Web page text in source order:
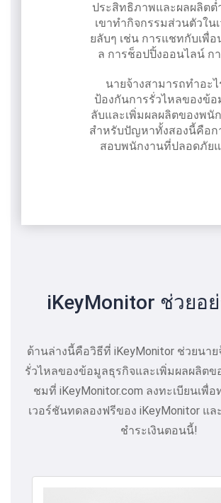
ประสิทธิภาพและผลผลิตต่
เขาทำกิจกรรมส่วนตัวใน
ยลับๆ เช่น การแชทกับเพื่อ
ล การช็อปปิ้งออนไลน์ ก
นายจ้างสามารถทำอะไ
ป้องกันการรั่วไหลของข้
ลับและเพิ่มผลผลิตของพนั
สำหรับปัญหาทั้งสองนี้คือก
สอบพนักงานที่ปลอดภัย
iKeyMonitor ช่วยอย่
ด้านล่างนี้คือวิธีที่ iKeyMonitor ช่วยนา
รั่วไหลของข้อมูลธุรกิจและเพิ่มผลผลิตข
ชมที่ iKeyMonitor.com ลงทะเบียนเพื่
เวอร์ชันทดลองฟรีของ iKeyMonitor แล
ชำระเงินตอนนี้!